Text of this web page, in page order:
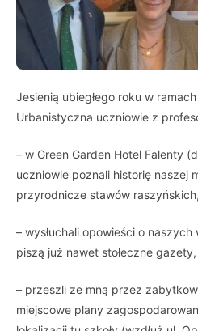
Jesienią ubiegłego roku w
Urbanistyczna uczniowie z
– w Green Garden Hotel Falenty
uczniowie poznali historię naszej
przyrodnicze stawów raszyńskich,
– wysłuchali opowieści o
piszą już nawet stołeczne gazety,
– przeszli ze mną przez
miejscowe plany